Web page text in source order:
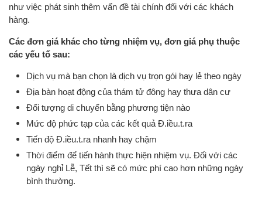
như việc phát sinh thêm vấn đề tài chính đối với các khách
hàng.
Các đơn giá khác cho từng nhiệm vụ, đơn giá phụ thuộc
các yếu tố sau:
Dịch vụ mà bạn chọn là dịch vụ trọn gói hay lẻ theo ngày
Địa bàn hoạt động của thám tử đông hay thưa dân cư
Đối tượng di chuyển bằng phương tiện nào
Mức độ phức tạp của các kết quả Đ.iều.t.ra
Tiến độ Đ.iều.t.ra nhanh hay chậm
Thời điểm để tiến hành thực hiện nhiệm vụ. Đối với các
ngày nghỉ Lễ, Tết thì sẽ có mức phí cao hơn những ngày
bình thường.